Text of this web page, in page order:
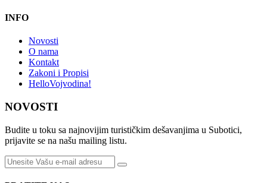
INFO
Novosti
O nama
Kontakt
Zakoni i Propisi
HelloVojvodina!
NOVOSTI
Budite u toku sa najnovijim turističkim dešavanjima u Subotici,
prijavite se na našu mailing listu.